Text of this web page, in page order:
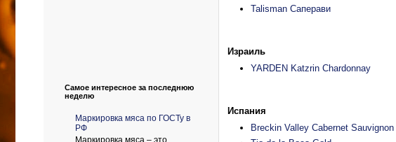
Talisman Саперави
Израиль
YARDEN Katzrin Chardonnay
Испания
Breckin Valley Cabernet Sauvignon
Самое интересное за последнюю
неделю
Маркировка мяса по ГОСТу в
РФ
Маркировка мяса – это